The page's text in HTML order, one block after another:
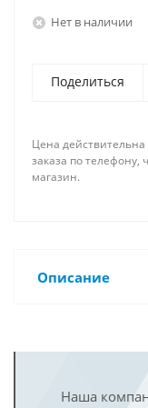
Нет в наличии
Поделиться
Цена
заказа по телефону,
магазин.
Описание
Наша